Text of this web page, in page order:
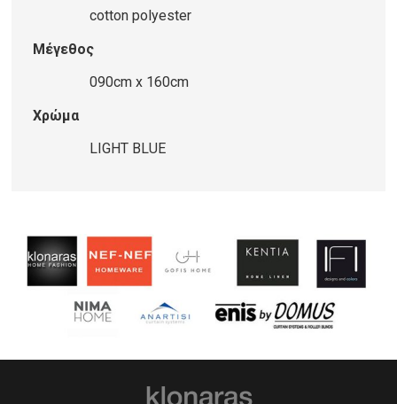
ποσότηταcotton polyester
Μέγεθος
090cm x 160cm
Χρώμα
LIGHT BLUE